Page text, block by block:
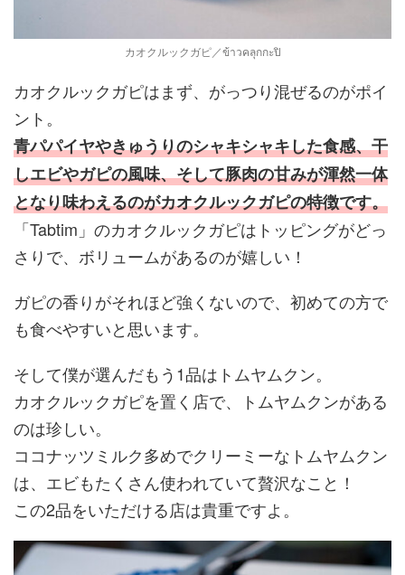
カオクルックガピ／ข้าวคลุกกะปิ
カオクルックガピはまず、がっつり混ぜるのがポイ
ント。
青パパイヤやきゅうりのシャキシャキした食感、干
しエビやガピの風味、そして豚肉の甘みが渾然一体
となり味わえるのがカオクルックガピの特徴です。
「Tabtim」のカオクルックガピはトッピングがどっ
さりで、ボリュームがあるのが嬉しい！
ガピの香りがそれほど強くないので、初めての方で
も食べやすいと思います。
そして僕が選んだもう1品はトムヤムクン。
カオクルックガピを置く店で、トムヤムクンがある
のは珍しい。
ココナッツミルク多めでクリーミーなトムヤムクン
は、エビもたくさん使われていて贅沢なこと！
この2品をいただける店は貴重ですよ。